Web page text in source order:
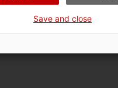
Save and close